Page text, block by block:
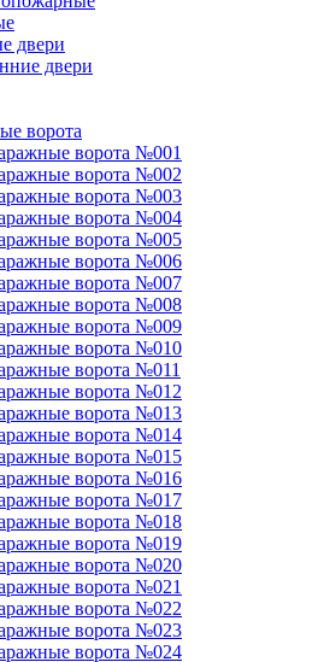
двери
двери
ворота
ворота №001
ворота №002
ворота №003
ворота №004
ворота №005
ворота №006
ворота №007
ворота №008
ворота №009
ворота №010
ворота №011
ворота №012
ворота №013
ворота №014
ворота №015
ворота №016
ворота №017
ворота №018
ворота №019
ворота №020
ворота №021
ворота №022
ворота №023
ворота №024